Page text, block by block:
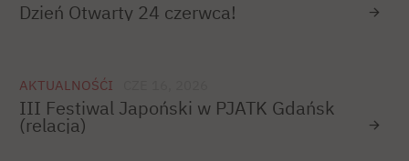
Dzień Otwarty 24 czerwca!
AKTUALNOŚĆI
III Festiwal Japoński w PJATK Gdańsk
(relacja)